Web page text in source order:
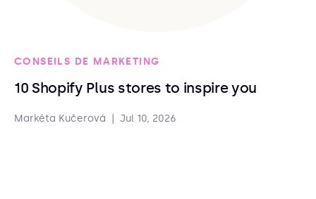
CONSEILS DE MARKETING
10 Shopify Plus stores to inspire you
Markéta Kučerová Jul 10, 2026